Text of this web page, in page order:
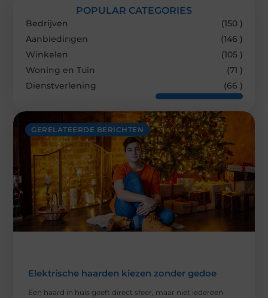
GERELATEERDE BERICHTEN
Elektrische haarden kiezen zonder gedoe
Een haard in huis geeft direct sfeer, maar niet iedereen
POPULAR CATEGORIES
Bedrijven
(150 )
Aanbiedingen
(146 )
Winkelen
(105 )
Woning en Tuin
(71 )
Dienstverlening
(66 )